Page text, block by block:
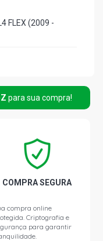
FLEX (2009 -
para sua compra!
COMPRA SEGURA
compra online
Criptografia e
para garantir